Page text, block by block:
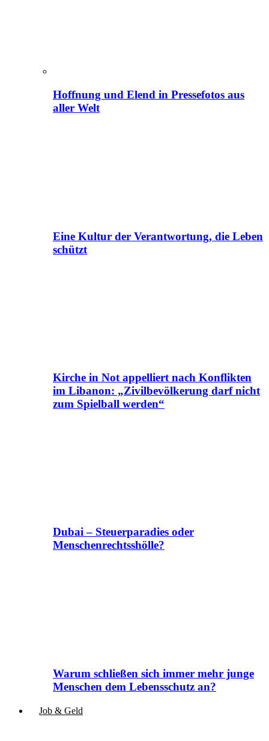
Hoffnung und Elend in Pressefotos aus
aller Welt
Eine Kultur der Verantwortung, die Leben
schützt
Kirche in Not appelliert nach Konflikten
im Libanon: „Zivilbevölkerung darf nicht
zum Spielball werden“
Dubai – Steuerparadies oder
Menschenrechtsshölle?
Warum schließen sich immer mehr junge
Menschen dem Lebensschutz an?
Job & Geld